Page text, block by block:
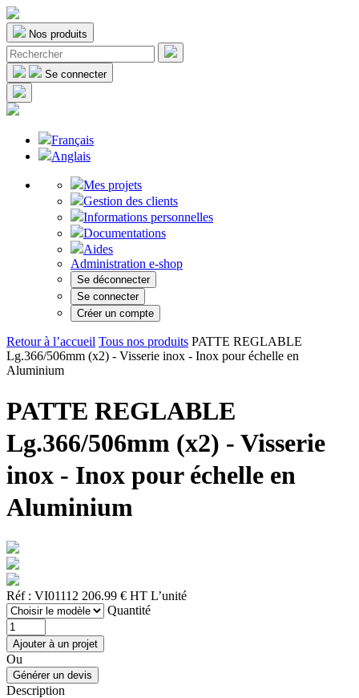
Nos produits
Se connecter
Français
Anglais
Mes projets
Gestion des clients
Informations personnelles
Documentations
Aides
Administration e-shop
Se déconnecter
Se connecter
Créer un compte
Retour à l’accueil Tous nos produits PATTE REGLABLE
Lg.366/506mm (x2) - Visserie inox - Inox pour échelle en
Aluminium
PATTE REGLABLE
Lg.366/506mm (x2) - Visserie
inox - Inox pour échelle en
Aluminium
Réf : VI01112 206.99 € HT L’unité
Quantité
Ou
Description